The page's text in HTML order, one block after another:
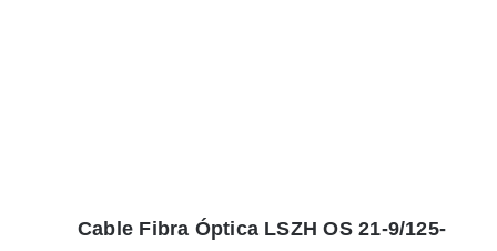
Cable Fibra Óptica LSZH OS 21-9/125-